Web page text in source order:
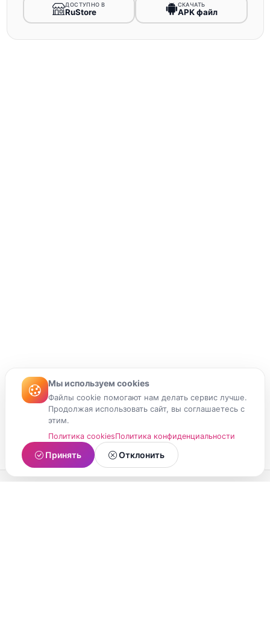
ДОСТУПНО В
RuStore
СКАЧАТЬ
APK файл
Мы используем cookies
Файлы cookie помогают нам делать сервис лучше.
Продолжая использовать сайт, вы соглашаетесь с
этим.
Политика cookiesПолитика конфиденциальности
Принять Отклонить